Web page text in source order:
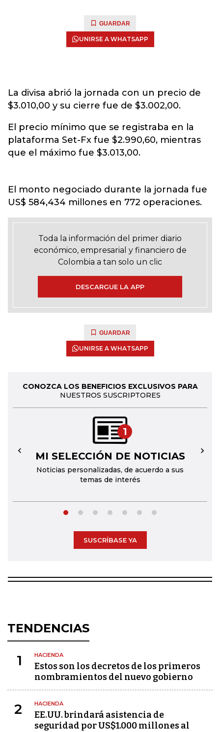
GUARDAR
UNIRSE A WHATSAPP
La divisa abrió la jornada con un precio de
$3.010,00 y su cierre fue de $3.002,00.
El precio mínimo que se registraba en la
plataforma Set-Fx fue $2.990,60, mientras
que el máximo fue $3.013,00.
El monto negociado durante la jornada fue
US$ 584,434 millones en 772 operaciones.
Toda la información del primer diario
económico, empresarial y financiero de
Colombia a tan solo un clic
DESCARGUE LA APP
GUARDAR
UNIRSE A WHATSAPP
CONOZCA LOS BENEFICIOS EXCLUSIVOS PARA
NUESTROS SUSCRIPTORES
1
MI SELECCIÓN DE NOTICIAS
Noticias personalizadas, de acuerdo a sus
temas de interés
← →
SUSCRÍBASE YA
TENDENCIAS
1 HACIENDA
Estos son los decretos de los primeros
nombramientos del nuevo gobierno
2 HACIENDA
EE.UU. brindará asistencia de
seguridad por US$1.000 millones al